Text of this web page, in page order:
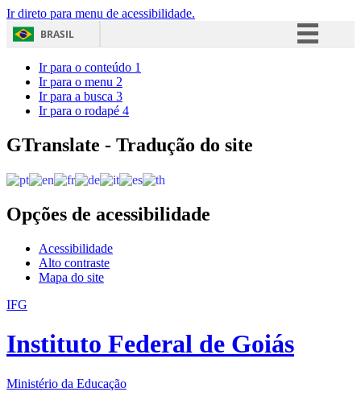
Ir direto para menu de acessibilidade.
BRASIL
Acesso à informação
Ir para o conteúdo 1
Ir para o menu 2
Ir para a busca 3
Ir para o rodapé 4
GTranslate - Tradução do site
Opções de acessibilidade
Acessibilidade
Alto contraste
Mapa do site
IFG
Instituto Federal de Goiás
Ministério da Educação